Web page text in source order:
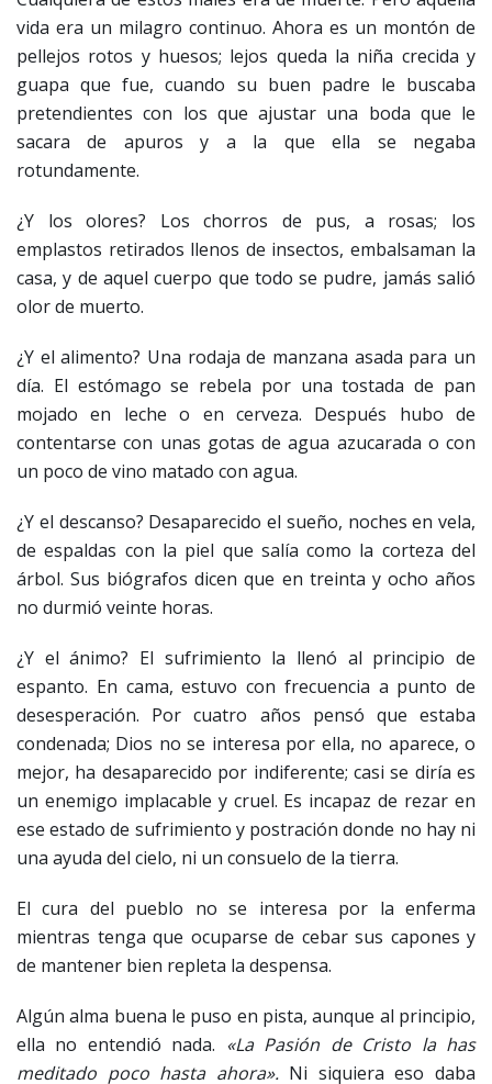
vida era un milagro continuo. Ahora es un montón de
pellejos rotos y huesos; lejos queda la niña crecida y
guapa que fue, cuando su buen padre le buscaba
pretendientes con los que ajustar una boda que le
sacara de apuros y a la que ella se negaba
rotundamente.
¿Y los olores? Los chorros de pus, a rosas; los
emplastos retirados llenos de insectos, embalsaman la
casa, y de aquel cuerpo que todo se pudre, jamás salió
olor de muerto.
¿Y el alimento? Una rodaja de manzana asada para un
día. El estómago se rebela por una tostada de pan
mojado en leche o en cerveza. Después hubo de
contentarse con unas gotas de agua azucarada o con
un poco de vino matado con agua.
¿Y el descanso? Desaparecido el sueño, noches en vela,
de espaldas con la piel que salía como la corteza del
árbol. Sus biógrafos dicen que en treinta y ocho años
no durmió veinte horas.
¿Y el ánimo? El sufrimiento la llenó al principio de
espanto. En cama, estuvo con frecuencia a punto de
desesperación. Por cuatro años pensó que estaba
condenada; Dios no se interesa por ella, no aparece, o
mejor, ha desaparecido por indiferente; casi se diría es
un enemigo implacable y cruel. Es incapaz de rezar en
ese estado de sufrimiento y postración donde no hay ni
una ayuda del cielo, ni un consuelo de la tierra.
El cura del pueblo no se interesa por la enferma
mientras tenga que ocuparse de cebar sus capones y
de mantener bien repleta la despensa.
Algún alma buena le puso en pista, aunque al principio,
ella no entendió nada. «La Pasión de Cristo la has
meditado poco hasta ahora».Ni siquiera eso daba